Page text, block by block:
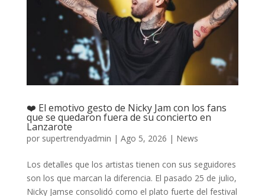
❤️ El emotivo gesto de Nicky Jam con los fans
que se quedaron fuera de su concierto en
Lanzarote
por supertrendyadmin | Ago 5, 2026 | News
Los detalles que los artistas tienen con sus seguidores
son los que marcan la diferencia. El pasado 25 de julio,
Nicky Jamse consolidó como el plato fuerte del festival